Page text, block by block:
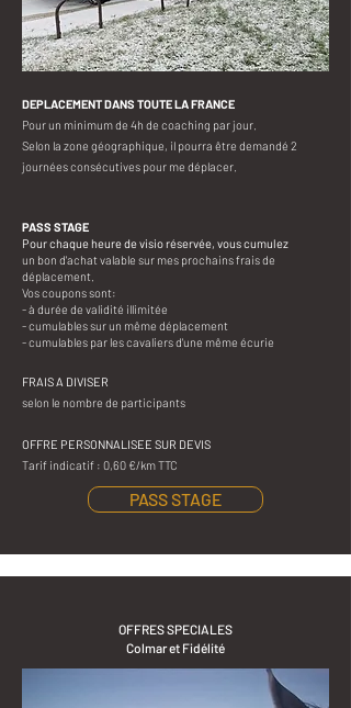
DEPLACEMENT DANS TOUTE LA FRANCE
Pour un minimum de 4h de coaching par jour.
Selon la zone géographique, il pourra être demandé 2
journées consécutives pour me déplacer.
PASS STAGE
Pour chaque heure de visio réservée, vous cumulez
un bon d'achat valable sur mes prochains frais de
déplacement.
Vos coupons sont:
- à durée de validité illimitée
- cumulables sur un même déplacement
- cumulables par les cavaliers d'une même écurie​
FRAIS A DIVISER
selon le nombre de participants
OFFRE PERSONNALISEE SUR DEVIS
Tarif indicatif : 0,60 €/km TTC
PASS STAGE
OFFRES SPECIALES
Colmar et Fidélité